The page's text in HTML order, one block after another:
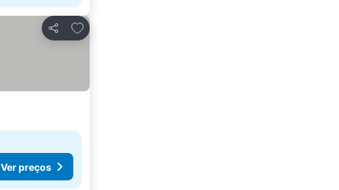
Partilhar
Adicionar aos favoritos
Ver preços